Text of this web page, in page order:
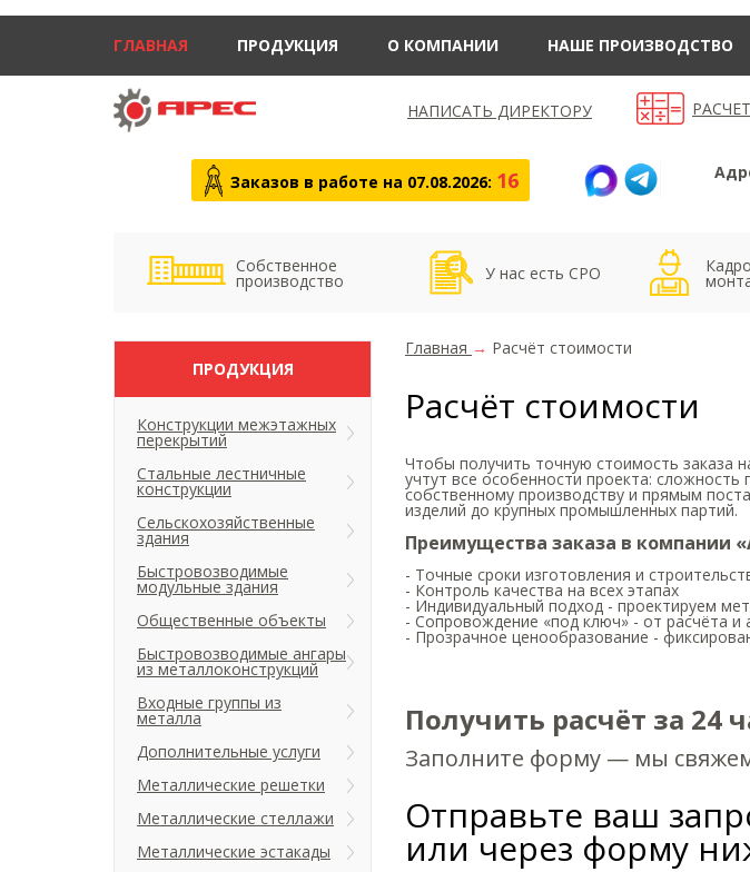
ГЛАВНАЯ ПРОДУКЦИЯ О КОМПАНИИ НАШЕ ПРОИЗВОДСТВО
НАПИСАТЬ ДИРЕКТОРУ
Заказов в работе на 07.08.2026: 16
Собственное
производство У нас есть СРО
Главная → Расчёт стоимости
Расчёт стоимости
Чтобы получить точную стоимость заказа
учтут все особенности проекта:
собственному производству и прямым
изделий до крупных промышленных партий.
Преимущества заказа в компании
- Точные сроки изготовления и
- Контроль качества на всех этапах
- Индивидуальный подход - проектируем
- Сопровождение «под ключ» - от расчёта
- Прозрачное ценообразование -
Получить расчёт за 24
Заполните форму — мы
Отправьте ваш
или через форму
ПРОДУКЦИЯ
Конструкции межэтажных
перекрытий
Стальные лестничные
конструкции
Сельскохозяйственные
здания
Быстровозводимые
модульные здания
Общественные объекты
Быстровозводимые ангары
из металлоконструкций
Входные группы из
металла
Дополнительные услуги
Металлические решетки
Металлические стеллажи
Металлические эстакады